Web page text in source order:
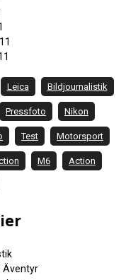
Leica Bildjournalistik
Pressfoto Nikon
Test Motorsport
M6 Action
Äventyr